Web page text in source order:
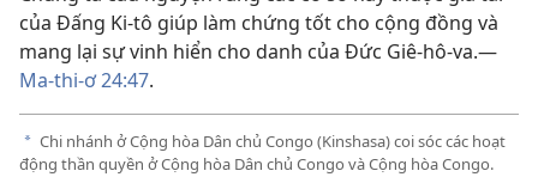
của Đấng Ki-tô giúp làm chứng tốt cho cộng đồng và
mang lại sự vinh hiển cho danh của Đức Giê-hô-va.—
Ma-thi-ơ 24:47.
a Chi nhánh ở Cộng hòa Dân chủ Congo (Kinshasa) coi sóc các hoạt
động thần quyền ở Cộng hòa Dân chủ Congo và Cộng hòa Congo.